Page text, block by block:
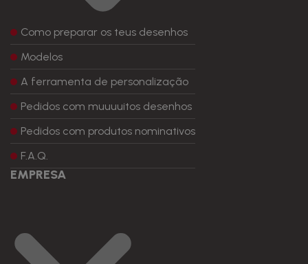
Como preparar os teus desenhos
Modelos
A ferramenta de personalização
Pedidos com muuuuitos desenhos
Pedidos com produtos nominativos
F.A.Q.
EMPRESA